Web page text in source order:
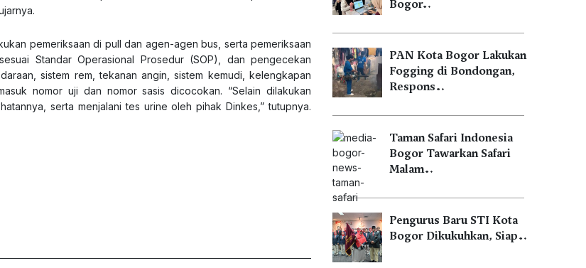
pemeriksaan di pull dan agen-agen bus, serta pemeriksaan
Standar Operasional Prosedur (SOP), dan pengecekan
sistem rem, tekanan angin, sistem kemudi, kelengkapan
nomor uji dan nomor sasis dicocokan. “Selain dilakukan
serta menjalani tes urine oleh pihak Dinkes,” tutupnya.
Bogor…
PAN Kota Bogor Lakukan
Fogging di Bondongan,
Respons…
Taman Safari Indonesia
Bogor Tawarkan Safari
Malam…
Pengurus Baru STI Kota
Bogor Dikukuhkan, Siap…